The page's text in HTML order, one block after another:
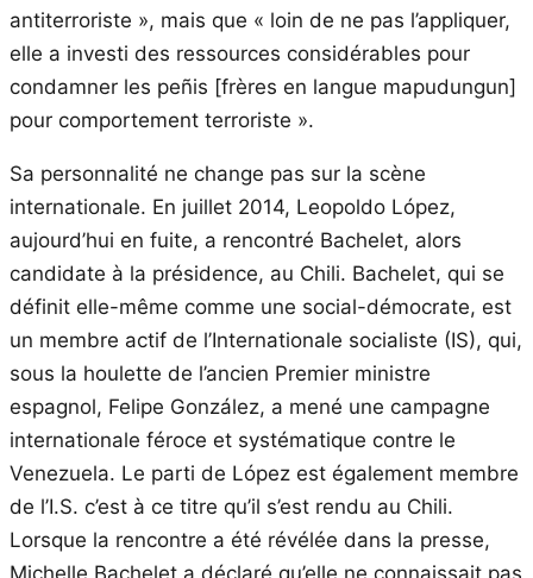
antiterroriste », mais que « loin de ne pas l’appliquer,
elle a investi des ressources considérables pour
condamner les peñis [frères en langue mapudungun]
pour comportement terroriste ».
Sa personnalité ne change pas sur la scène
internationale. En juillet 2014, Leopoldo López,
aujourd’hui en fuite, a rencontré Bachelet, alors
candidate à la présidence, au Chili. Bachelet, qui se
définit elle-même comme une social-démocrate, est
un membre actif de l’Internationale socialiste (IS), qui,
sous la houlette de l’ancien Premier ministre
espagnol, Felipe González, a mené une campagne
internationale féroce et systématique contre le
Venezuela. Le parti de López est également membre
de l’I.S. c’est à ce titre qu’il s’est rendu au Chili.
Lorsque la rencontre a été révélée dans la presse,
Michelle Bachelet a déclaré qu’elle ne connaissait pas